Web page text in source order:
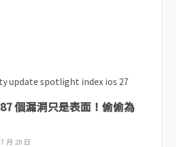
個漏洞只是表面！偷偷為
月 28 日